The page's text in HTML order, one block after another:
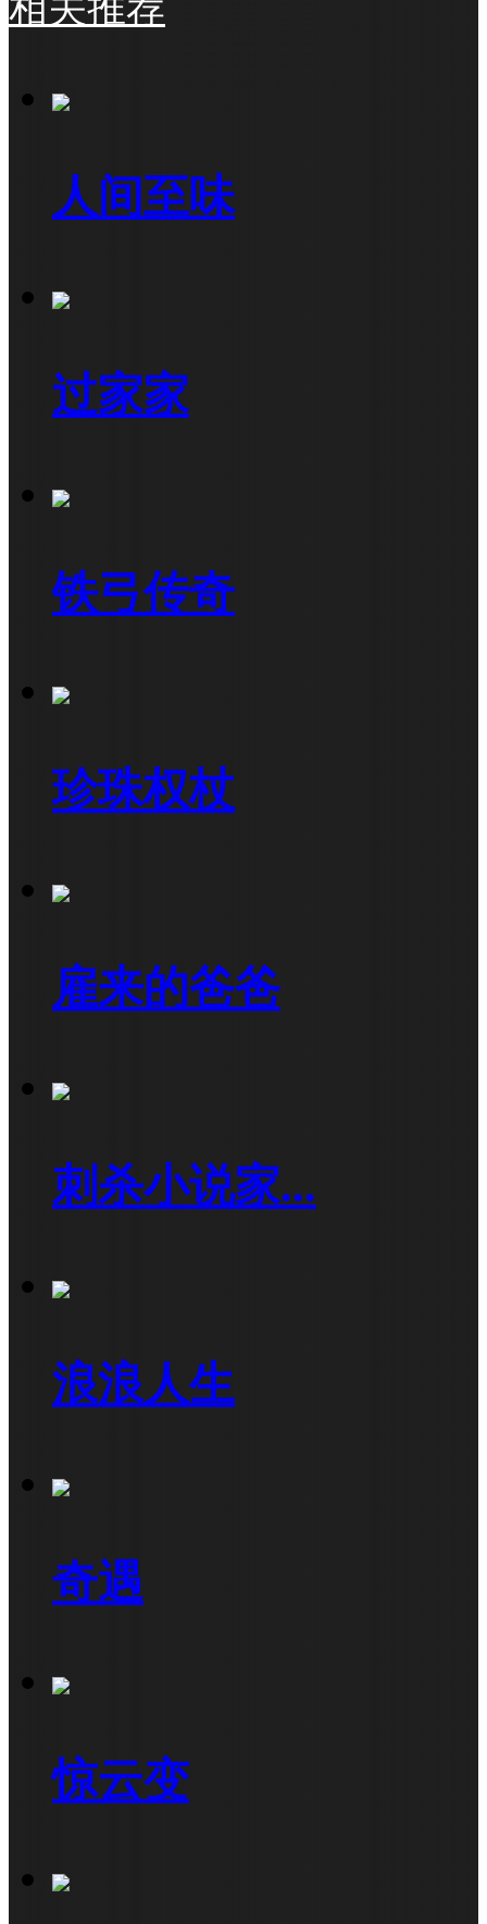
相关推荐
人间至味
过家家
铁弓传奇
珍珠权杖
雇来的爸爸
刺杀小说家...
浪浪人生
奇遇
惊云变